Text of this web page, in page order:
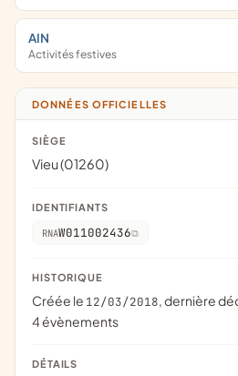
AIN
Activités festives
DONNÉES OFFICIELLES
SIÈGE
Vieu (01260)
IDENTIFIANTS
RNAW011002436
HISTORIQUE
Créée le 12/03/2018, dernière
4 évènements
DÉTAILS